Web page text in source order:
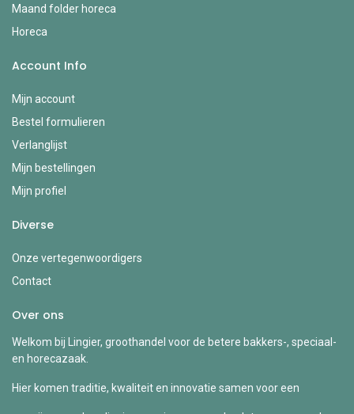
Maand folder horeca
Horeca
Account Info
Mijn account
Bestel formulieren
Verlanglijst
Mijn bestellingen
Mijn profiel
Diverse
Onze vertegenwoordigers
Contact
Over ons
Welkom bij Lingier, groothandel voor de betere bakkers-, speciaal-
en horecazaak.
Hier komen traditie, kwaliteit en innovatie samen voor een